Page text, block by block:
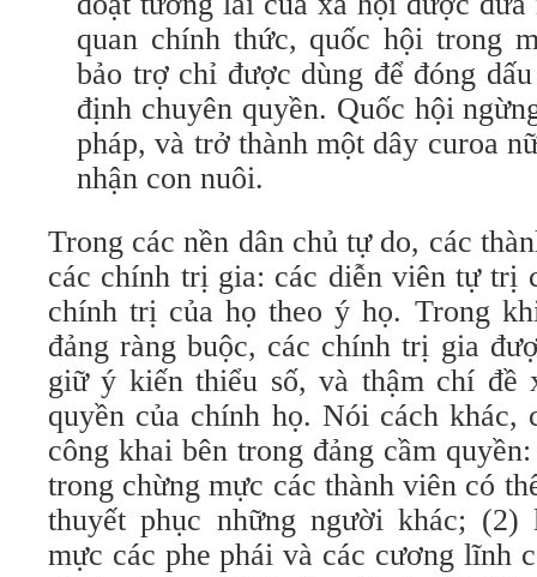
quan chính thức, quốc hội trong
bảo trợ chỉ được dùng để đóng
định chuyên quyền. Quốc hội
pháp, và trở thành một dây curoa
nhận con nuôi.
Trong các nền dân chủ tự do, các
các chính trị gia: các diễn viên tự trị
chính trị của họ theo ý họ. Trong
đảng ràng buộc, các chính trị gia
giữ ý kiến thiểu số, và thậm chí đề
quyền của chính họ. Nói cách khác,
công khai bên trong đảng cầm
trong chừng mực các thành viên có
thuyết phục những người khác; (2)
mực các phe phái và các cương lĩnh